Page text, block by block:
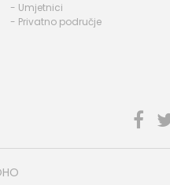
- Umjetnici
- Privatno područje